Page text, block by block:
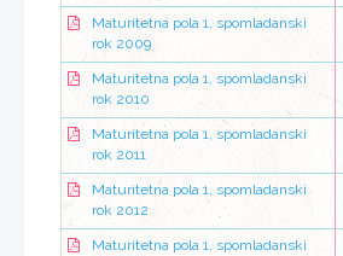
Maturitetna pola 1, spomladanski
rok 2009
Maturitetna pola 1, spomladanski
rok 2010
Maturitetna pola 1, spomladanski
rok 2011
Maturitetna pola 1, spomladanski
rok 2012
Maturitetna pola 1, spomladanski